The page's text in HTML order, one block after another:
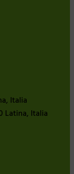
Italia
Latina, Italia